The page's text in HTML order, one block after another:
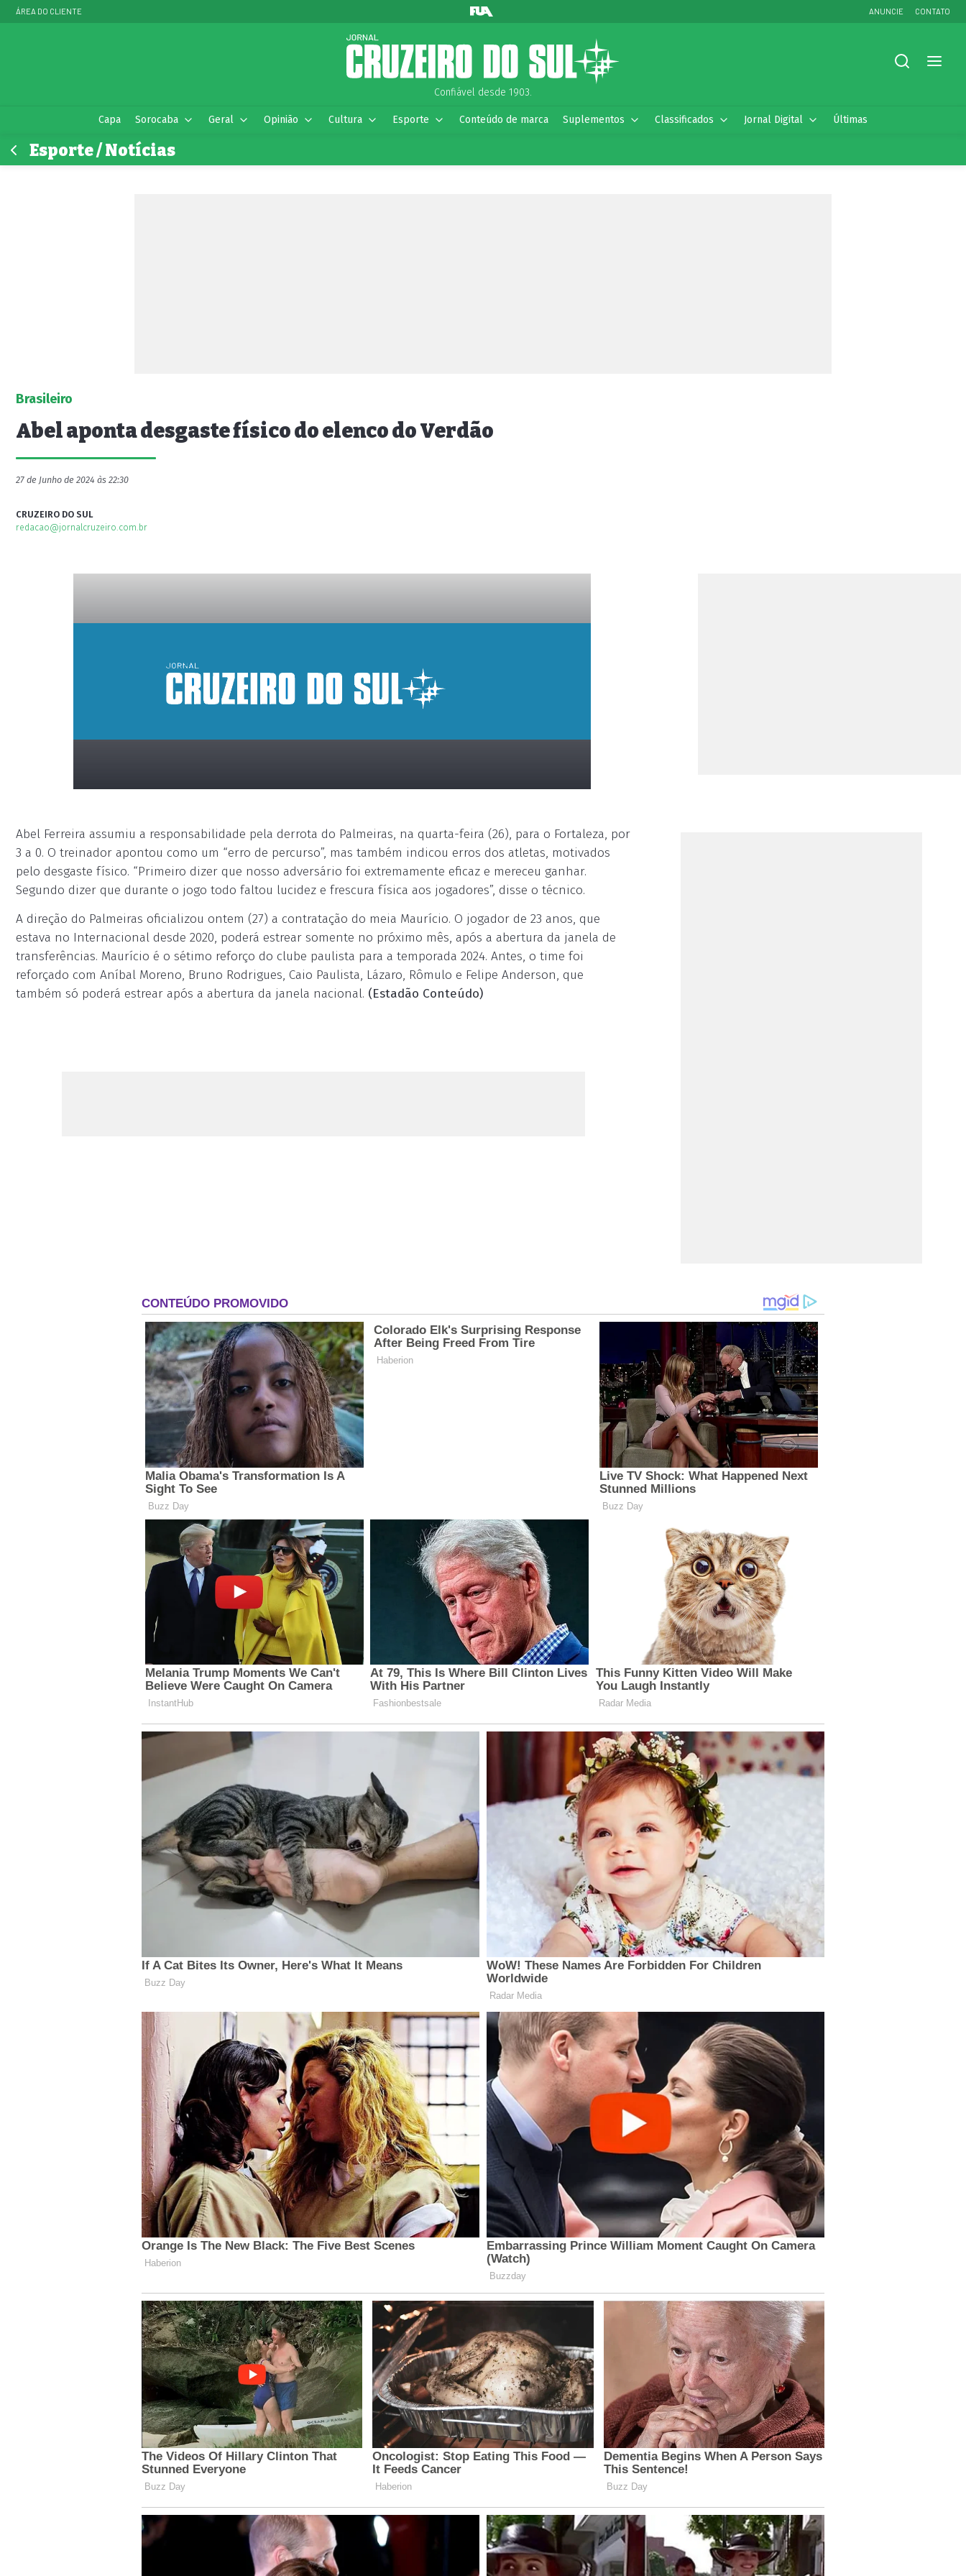
ÁREA DO CLIENTE ANUNCIE CONTATO
Confiável desde 1903.
Capa Sorocaba Geral Opinião Cultura Esporte Conteúdo de marca Suplementos Classificados Jornal Digital Últimas
Esporte / Notícias
Brasileiro
Abel aponta desgaste físico do elenco do Verdão
27 de Junho de 2024 às 22:30
CRUZEIRO DO SUL
redacao@jornalcruzeiro.com.br
Abel Ferreira assumiu a responsabilidade pela derrota do Palmeiras, na quarta-feira (26), para o Fortaleza, por
3 a 0. O treinador apontou como um “erro de percurso”, mas também indicou erros dos atletas, motivados
pelo desgaste físico. “Primeiro dizer que nosso adversário foi extremamente eficaz e mereceu ganhar.
Segundo dizer que durante o jogo todo faltou lucidez e frescura física aos jogadores”, disse o técnico.
A direção do Palmeiras oficializou ontem (27) a contratação do meia Maurício. O jogador de 23 anos, que
estava no Internacional desde 2020, poderá estrear somente no próximo mês, após a abertura da janela de
transferências. Maurício é o sétimo reforço do clube paulista para a temporada 2024. Antes, o time foi
reforçado com Aníbal Moreno, Bruno Rodrigues, Caio Paulista, Lázaro, Rômulo e Felipe Anderson, que
também só poderá estrear após a abertura da janela nacional. (Estadão Conteúdo)